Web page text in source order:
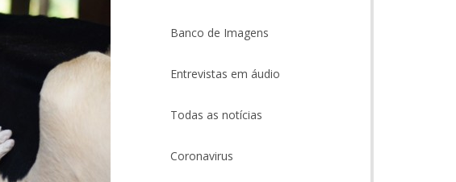
Banco de Imagens
Entrevistas em áudio
Todas as notícias
Coronavirus